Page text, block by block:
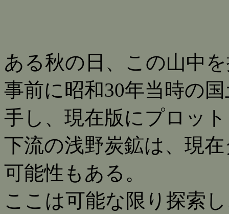
ある秋の日、この山中
事前に昭和30年当時の
手し、現在版にプロッ
下流の浅野炭鉱は、現
可能性もある。
ここは可能な限り探索